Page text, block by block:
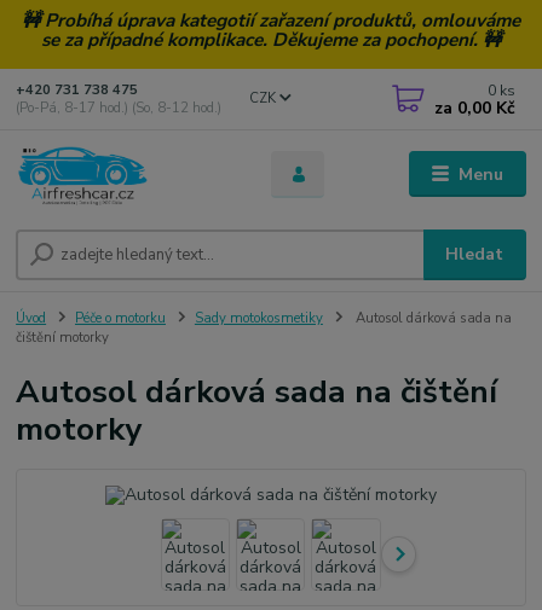
🚧 Probíhá úprava kategotií zařazení produktů, omlouváme
se za případné komplikace. Děkujeme za pochopení. 🚧
Menu
CZK
Hledat
+420 731 738 475
(Po-Pá, 8-17 hod.) (So, 8-12 hod.)
0 ks
za 0,00 Kč
Úvod Péče o motorku Sady motokosmetiky
Autosol dárková sada na
čištění motorky
Autosol dárková sada na čištění
motorky